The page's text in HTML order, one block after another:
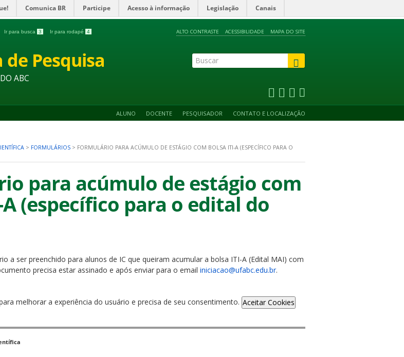
Comunica BR Participe Acesso à informação Legislação Canais
Ir para busca 3 Ir para rodapé 4 ALTO CONTRASTE ACESSIBILIDADE MAPA DO SITE
Pesquisa
ABC
ALUNO DOCENTE PESQUISADOR CONTATO E LOCALIZAÇÃO
> FORMULÁRIOS > FORMULÁRIO PARA ACÚMULO DE ESTÁGIO COM BOLSA ITI-A (ESPECÍFICO PARA O
para acúmulo de estágio com
(específico para o edital do
a ser preenchido para alunos de IC que queiram acumular a bolsa ITI-A (Edital MAI) com
precisa estar assinado e após enviar para o email iniciacao@ufabc.edu.br.
melhorar a experiência do usuário e precisa de seu consentimento. Aceitar Cookies